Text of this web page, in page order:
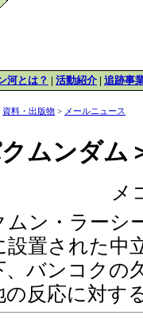
河とは？ | 活動紹介 | 追跡事
資料・出版物 > メールニュース
ムンダム
メ
ムン・ラーシ
設置された中
、バンコクの
の反応に対す